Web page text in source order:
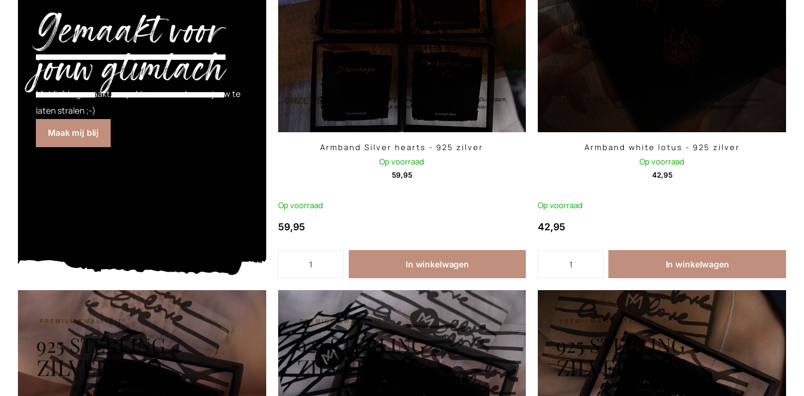
Gemaakt voor
jouw glimlach
Met liefde gemaakt, verpakt en verzonden om jouw te
laten stralen ;-)
Maak mij blij
Armband Silver hearts - 925 zilver
Op voorraad
59,95
Op voorraad
59,95
In winkelwagen
Armband white lotus - 925 zilver
Op voorraad
42,95
Op voorraad
42,95
In winkelwagen